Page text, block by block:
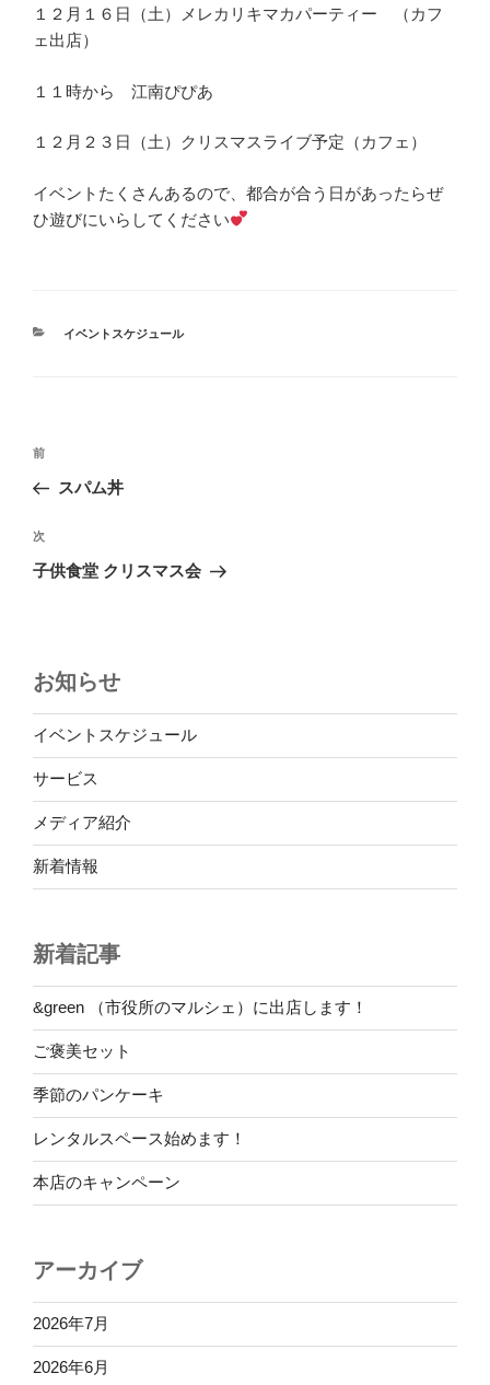
１２月１６日（土）メレカリキマカパーティー （カフ
ェ出店）
１１時から 江南ぴぴあ
１２月２３日（土）クリスマスライブ予定（カフェ）
イベントたくさんあるので、都合が合う日があったらぜ
ひ遊びにいらしてください
カ
イベントスケジュール
投
ナ
ビ
ゲ
ン
前
の
稿
前
スパム丼
次
の
次
子供食堂 クリスマス会
お知らせ
イベントスケジュール
サービス
メディア紹介
新着情報
新着記事
&green （市役所のマルシェ）に出店します！
ご褒美セット
季節のパンケーキ
レンタルスペース始めます！
本店のキャンペーン
アーカイブ
2026年7月
2026年6月